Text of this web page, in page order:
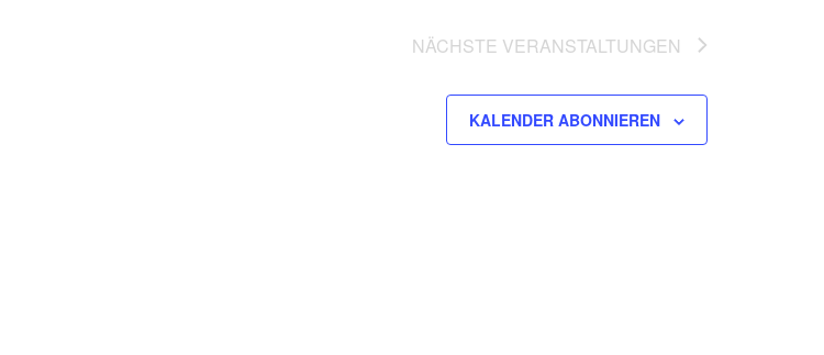
NÄCHSTE VERANSTALTUNGEN
KALENDER ABONNIEREN